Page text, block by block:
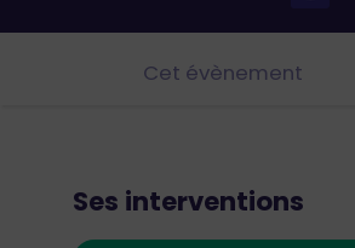
Cet évènement
Ses interventions